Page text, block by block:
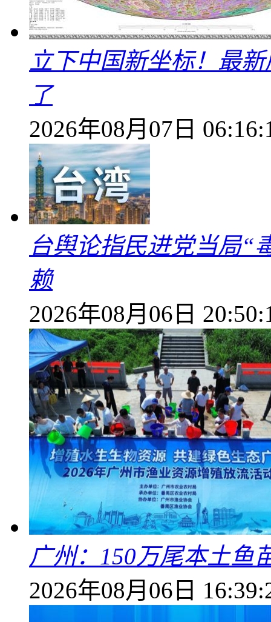
立下中国新坐标！最
了
2026年08月07日
台舆论指民进党当局“
赖
2026年08月06日
广州：150万尾本土鱼
2026年08月06日